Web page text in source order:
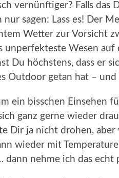
vernünftiger? Falls das
nur sagen: Lass es! Der
Wetter zur Vorsicht
unperfekteste Wesen
Du höchstens, dass er
Outdoor getan hat –
ein bisschen Einsehen
ganz gerne wieder
Dir ja nicht drohen,
wieder mit
dann nehme ich das echt